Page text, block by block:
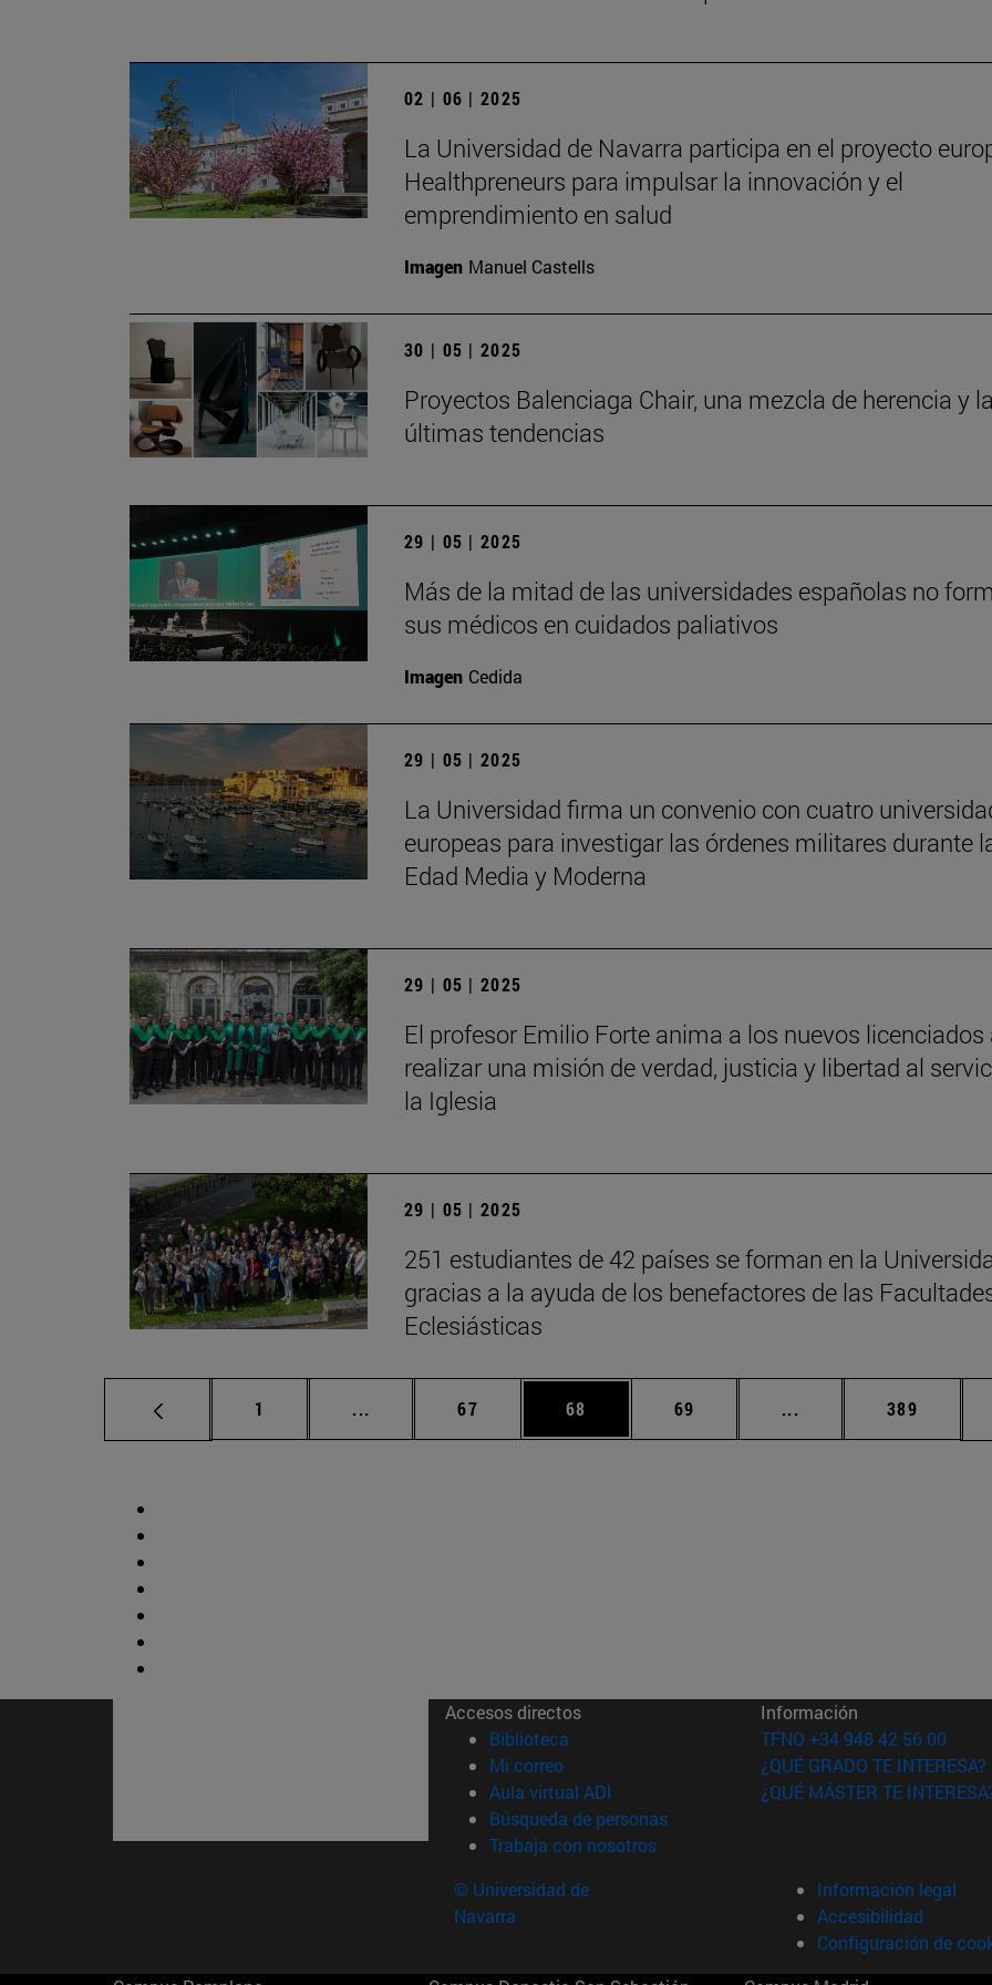
02 | 06 | 2025
La Universidad de Navarra participa en el proyecto
Healthpreneurs para impulsar la innovación y el
emprendimiento en salud
Imagen Manuel Castells
30 | 05 | 2025
Proyectos Balenciaga Chair, una mezcla de herencia y
últimas tendencias
29 | 05 | 2025
Más de la mitad de las universidades españolas no
sus médicos en cuidados paliativos
Imagen Cedida
29 | 05 | 2025
La Universidad firma un convenio con cuatro
europeas para investigar las órdenes militares durante
Edad Media y Moderna
29 | 05 | 2025
El profesor Emilio Forte anima a los nuevos licenciados
realizar una misión de verdad, justicia y libertad al
la Iglesia
29 | 05 | 2025
251 estudiantes de 42 países se forman en la
gracias a la ayuda de los benefactores de las
Eclesiásticas
Página
1 ... Páginas intermedias Use TAB para desplazarse.
Página
67 Página
68 Página
69 ... Páginas intermedias
Página
389
Accesos directos
Biblioteca (abre en nueva ventana)
Mi correo(abre en nueva ventana)
Aula virtual ADI (abre en nueva ventana)
Búsqueda de personas(abre en nueva ventana)
Trabaja con nosotros(abre en nueva ventana)
Información
TFNO +34 948 42 56 00
¿QUÉ GRADO TE INTERESA?
¿QUÉ MÁSTER TE
© Universidad de
Navarra
Información legal
Accesibilidad
Configuración de